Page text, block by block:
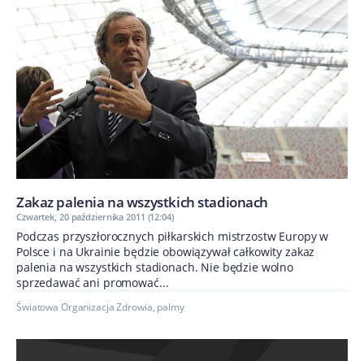
Zakaz palenia na wszystkich stadionach
Czwartek, 20 października 2011 (12:04)
Podczas przyszłorocznych piłkarskich mistrzostw Europy w
Polsce i na Ukrainie będzie obowiązywał całkowity zakaz
palenia na wszystkich stadionach. Nie będzie wolno
sprzedawać ani promować...
Światowa Organizacja Zdrowia, palmy